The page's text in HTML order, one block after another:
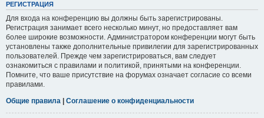
РЕГИСТРАЦИЯ
Для входа на конференцию вы должны быть зарегистрированы.
Регистрация занимает всего несколько минут, но предоставляет вам
более широкие возможности. Администратором конференции могут быть
установлены также дополнительные привилегии для зарегистрированных
пользователей. Прежде чем зарегистрироваться, вам следует
ознакомиться с правилами и политикой, принятыми на конференции.
Помните, что ваше присутствие на форумах означает согласие со всеми
правилами.
Общие правила | Соглашение о конфиденциальности